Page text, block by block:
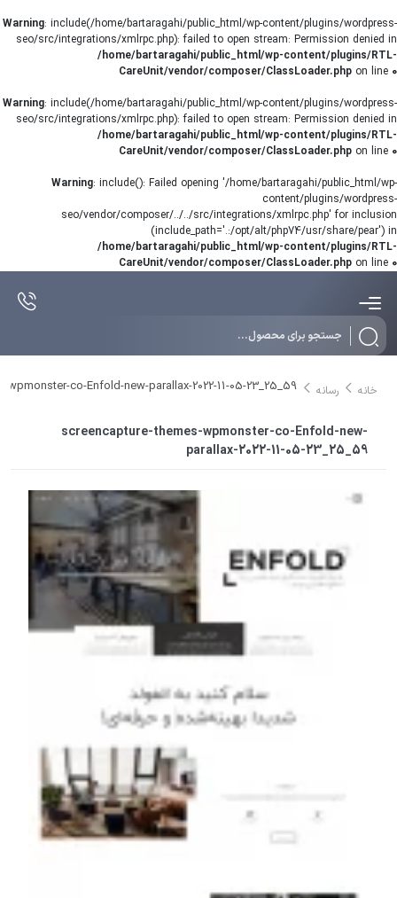
Warning: include(/home/bartaragahi/public_html/wp-content/plugins/wordpress-
seo/src/integrations/xmlrpc.php): failed to open stream: Permission denied in
/home/bartaragahi/public_html/wp-content/plugins/RTL-
CareUnit/vendor/composer/ClassLoader.php on line 0
Warning: include(/home/bartaragahi/public_html/wp-content/plugins/wordpress-
seo/src/integrations/xmlrpc.php): failed to open stream: Permission denied in
/home/bartaragahi/public_html/wp-content/plugins/RTL-
CareUnit/vendor/composer/ClassLoader.php on line 0
Warning: include(): Failed opening '/home/bartaragahi/public_html/wp-
content/plugins/wordpress-
seo/vendor/composer/../../src/integrations/xmlrpc.php' for inclusion
(include_path='.:/opt/alt/php74/usr/share/pear') in
/home/bartaragahi/public_html/wp-content/plugins/RTL-
CareUnit/vendor/composer/ClassLoader.php on line 0
خانه رسانه wpmonster-co-Enfold-new-parallax-2022-11-05-23_25_59
screencapture-themes-wpmonster-co-Enfold-new-
parallax-2022-11-05-23_25_59